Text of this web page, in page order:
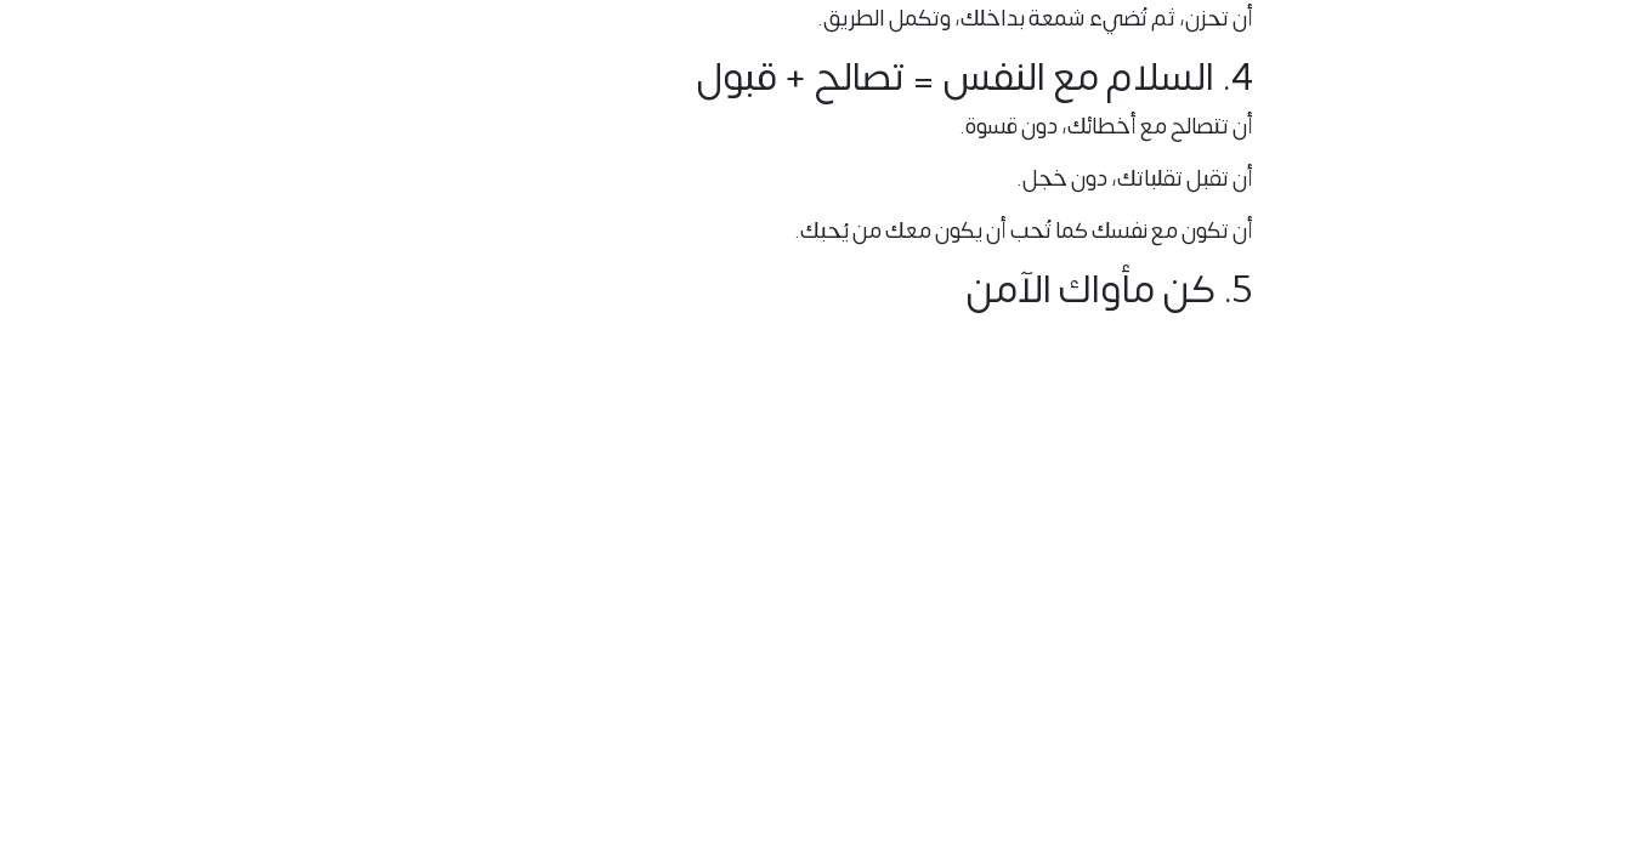
أن تحزن، ثم تُضيء شمعة بداخلك، وتكمل الطريق.
4. السلام مع النفس = تصالح + قبول
أن تتصالح مع أخطائك، دون قسوة.
أن تقبل تقلباتك، دون خجل.
أن تكون مع نفسك كما تُحب أن يكون معك من يُحبك.
5. كن مأواك الآمن